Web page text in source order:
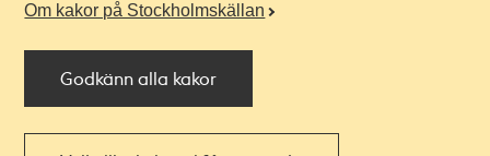
Om kakor på Stockholmskällan
Godkänn alla kakor